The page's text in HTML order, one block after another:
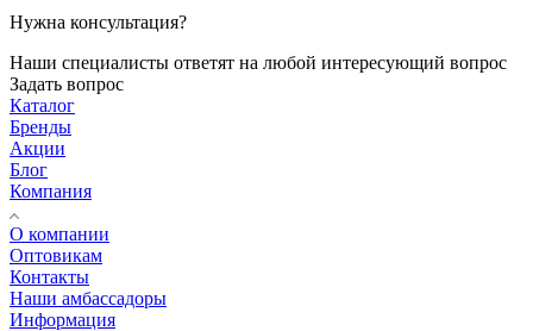
Нужна консультация?
Наши специалисты ответят на любой интересующий вопрос
Задать вопрос
Каталог
Бренды
Акции
Блог
Компания
О компании
Оптовикам
Контакты
Наши амбассадоры
Информация